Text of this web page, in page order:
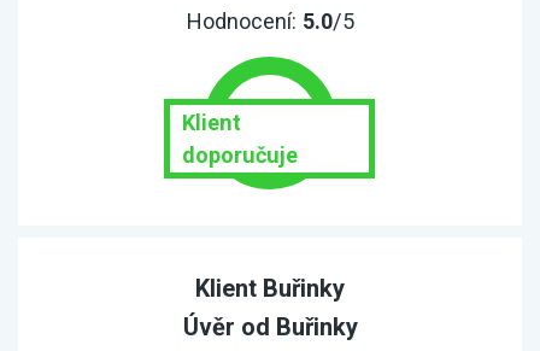
Hodnocení: 5.0/5
Klient
doporučuje
Klient Buřinky
Úvěr od Buřinky